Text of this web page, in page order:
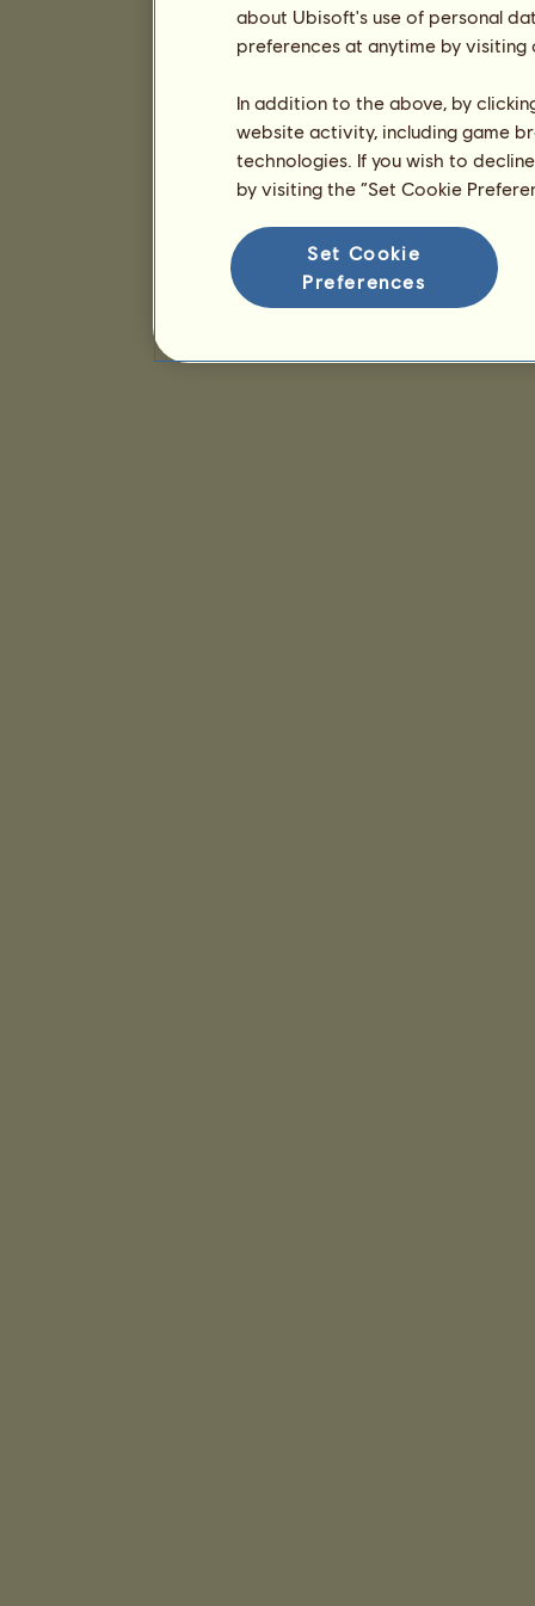
about Ubisoft's use of personal
preferences at anytime by
In addition to the above, by
website activity, including game
technologies. If you wish to
by visiting the “Set Cookie
Set Cookie
Preferences